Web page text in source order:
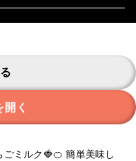
く
ミルク🍓🍊 簡単美味し